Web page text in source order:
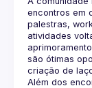
encontros em
palestras,
atividades
são ótimas
Além dos